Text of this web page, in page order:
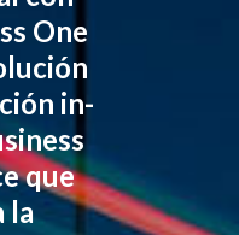
One
in-
que
la